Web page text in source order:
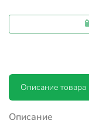
Описание товара
Описание